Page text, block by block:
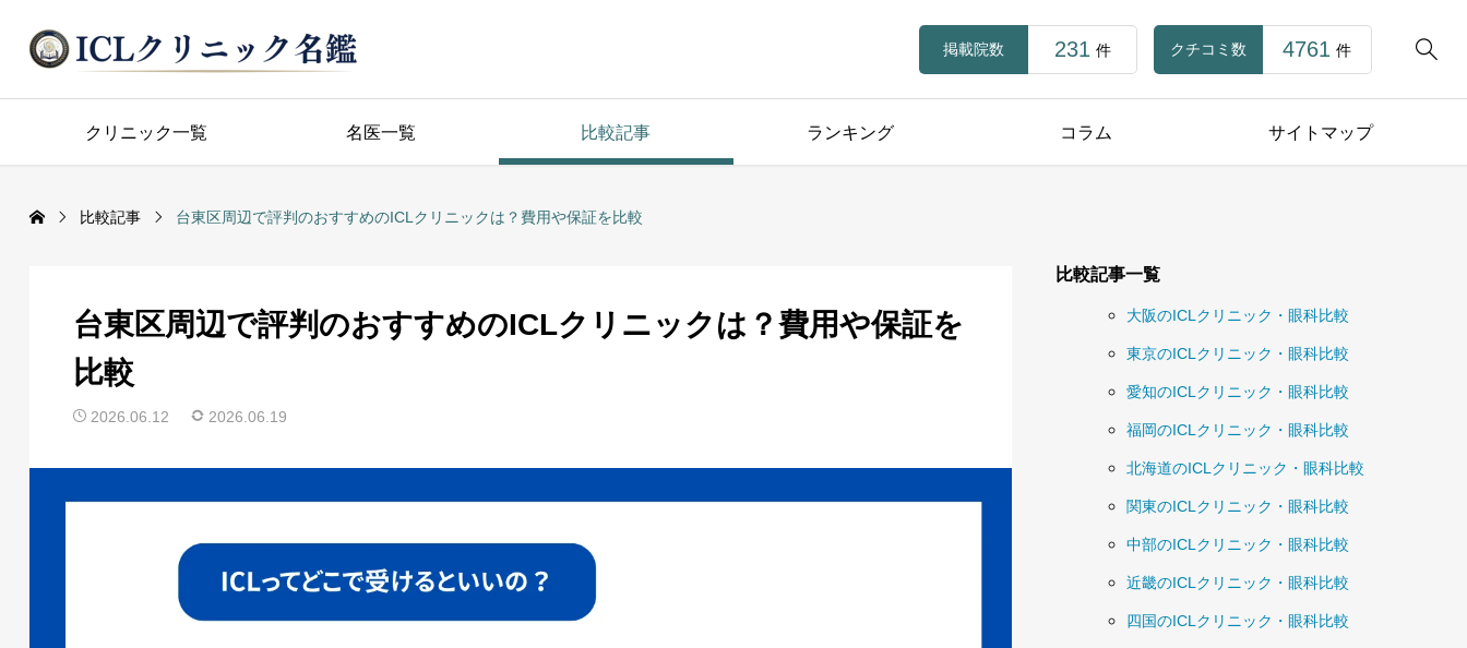

掲載院数 231 件 クチコミ数 4761 件
クリニック一覧 名医一覧 比較記事 ランキング コラム サイトマップ
比較記事 台東区周辺で評判のおすすめのICLクリニックは？費用や保証を比較
台東区周辺で評判のおすすめのICLクリニックは？費用や保証を
比較
2026.06.12 2026.06.19
比較記事一覧
大阪のICLクリニック・眼科比較
東京のICLクリニック・眼科比較
愛知のICLクリニック・眼科比較
福岡のICLクリニック・眼科比較
北海道のICLクリニック・眼科比較
関東のICLクリニック・眼科比較
中部のICLクリニック・眼科比較
近畿のICLクリニック・眼科比較
四国のICLクリニック・眼科比較